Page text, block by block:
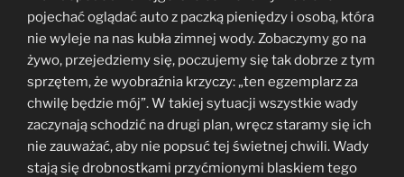
pojechać oglądać auto z paczką pieniędzy i osobą, która
nie wyleje na nas kubła zimnej wody. Zobaczymy go na
żywo, przejedziemy się, poczujemy się tak dobrze z tym
sprzętem, że wyobraźnia krzyczy: „ten egzemplarz za
chwilę będzie mój”. W takiej sytuacji wszystkie wady
zaczynają schodzić na drugi plan, wręcz staramy się ich
nie zauważać, aby nie popsuć tej świetnej chwili. Wady
stają się drobnostkami przyćmionymi blaskiem tego